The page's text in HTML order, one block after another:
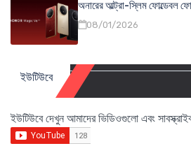
অনারের আল্ট্রা-স্লিম ফোল্ডেবল
08/01/2026
ইউটিউবে
ইউটিউবে দেখুন আমাদের ভিডিওগুলো এবং